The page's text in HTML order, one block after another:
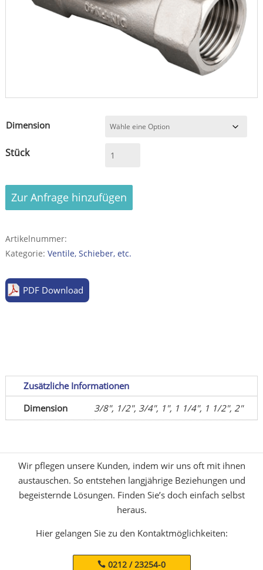
Dimension
Schmutzfänger,
SF
336,
Menge
Zur Anfrage hinzufügen
Artikelnummer:
Kategorie: Ventile, Schieber, etc.
PDF Download
Zusätzliche Informationen
Dimension
3/8", 1/2", 3/4", 1", 1 1/4", 1 1/2", 2"
Wir pflegen unsere Kunden, indem wir uns oft mit ihnen
austauschen. So entstehen langjährige Beziehungen und
begeisternde Lösungen. Finden Sie’s doch einfach selbst
heraus.
Hier gelangen Sie zu den Kontaktmöglichkeiten:
0212 / 23254-0